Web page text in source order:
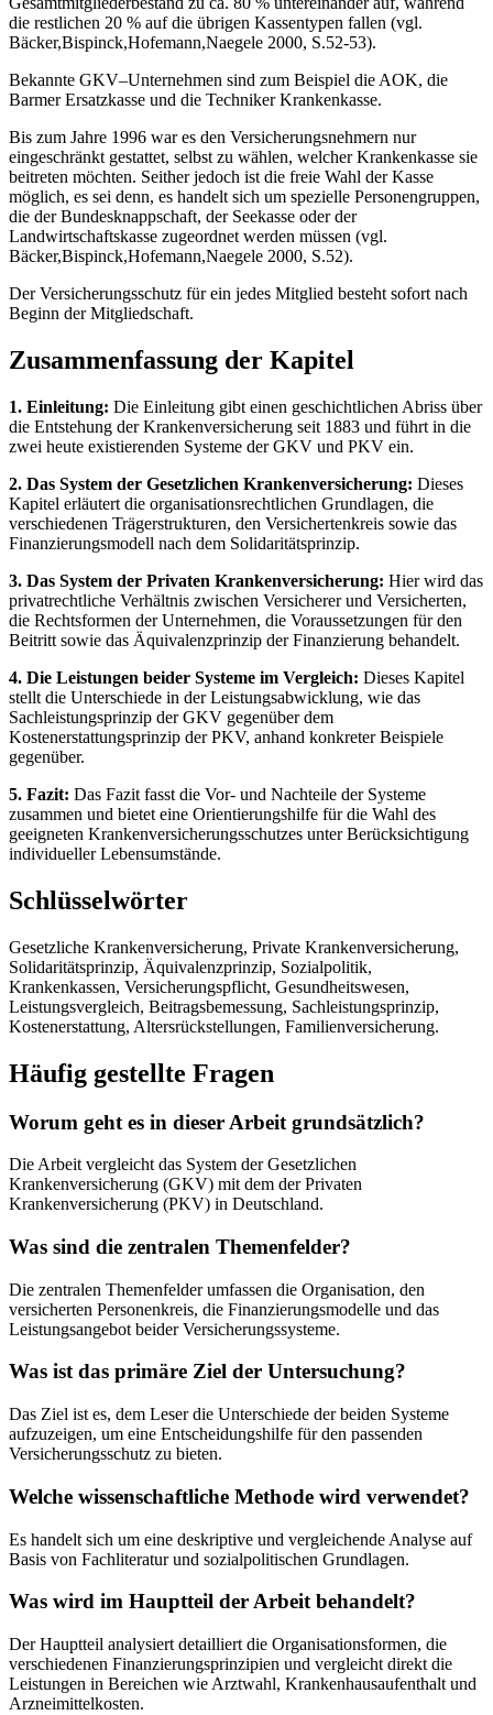
die restlichen 20 % auf die übrigen Kassentypen fallen (vgl.
Bäcker,Bispinck,Hofemann,Naegele 2000, S.52-53).
Bekannte GKV–Unternehmen sind zum Beispiel die AOK, die
Barmer Ersatzkasse und die Techniker Krankenkasse.
Bis zum Jahre 1996 war es den Versicherungsnehmern nur
eingeschränkt gestattet, selbst zu wählen, welcher Krankenkasse sie
beitreten möchten. Seither jedoch ist die freie Wahl der Kasse
möglich, es sei denn, es handelt sich um spezielle Personengruppen,
die der Bundesknappschaft, der Seekasse oder der
Landwirtschaftskasse zugeordnet werden müssen (vgl.
Bäcker,Bispinck,Hofemann,Naegele 2000, S.52).
Der Versicherungsschutz für ein jedes Mitglied besteht sofort nach
Beginn der Mitgliedschaft.
Zusammenfassung der Kapitel
1. Einleitung: Die Einleitung gibt einen geschichtlichen Abriss über
die Entstehung der Krankenversicherung seit 1883 und führt in die
zwei heute existierenden Systeme der GKV und PKV ein.
2. Das System der Gesetzlichen Krankenversicherung: Dieses
Kapitel erläutert die organisationsrechtlichen Grundlagen, die
verschiedenen Trägerstrukturen, den Versichertenkreis sowie das
Finanzierungsmodell nach dem Solidaritätsprinzip.
3. Das System der Privaten Krankenversicherung: Hier wird das
privatrechtliche Verhältnis zwischen Versicherer und Versicherten,
die Rechtsformen der Unternehmen, die Voraussetzungen für den
Beitritt sowie das Äquivalenzprinzip der Finanzierung behandelt.
4. Die Leistungen beider Systeme im Vergleich: Dieses Kapitel
stellt die Unterschiede in der Leistungsabwicklung, wie das
Sachleistungsprinzip der GKV gegenüber dem
Kostenerstattungsprinzip der PKV, anhand konkreter Beispiele
gegenüber.
5. Fazit: Das Fazit fasst die Vor- und Nachteile der Systeme
zusammen und bietet eine Orientierungshilfe für die Wahl des
geeigneten Krankenversicherungsschutzes unter Berücksichtigung
individueller Lebensumstände.
Schlüsselwörter
Gesetzliche Krankenversicherung, Private Krankenversicherung,
Solidaritätsprinzip, Äquivalenzprinzip, Sozialpolitik,
Krankenkassen, Versicherungspflicht, Gesundheitswesen,
Leistungsvergleich, Beitragsbemessung, Sachleistungsprinzip,
Kostenerstattung, Altersrückstellungen, Familienversicherung.
Häufig gestellte Fragen
Worum geht es in dieser Arbeit grundsätzlich?
Die Arbeit vergleicht das System der Gesetzlichen
Krankenversicherung (GKV) mit dem der Privaten
Krankenversicherung (PKV) in Deutschland.
Was sind die zentralen Themenfelder?
Die zentralen Themenfelder umfassen die Organisation, den
versicherten Personenkreis, die Finanzierungsmodelle und das
Leistungsangebot beider Versicherungssysteme.
Was ist das primäre Ziel der Untersuchung?
Das Ziel ist es, dem Leser die Unterschiede der beiden Systeme
aufzuzeigen, um eine Entscheidungshilfe für den passenden
Versicherungsschutz zu bieten.
Welche wissenschaftliche Methode wird verwendet?
Es handelt sich um eine deskriptive und vergleichende Analyse auf
Basis von Fachliteratur und sozialpolitischen Grundlagen.
Was wird im Hauptteil der Arbeit behandelt?
Der Hauptteil analysiert detailliert die Organisationsformen, die
verschiedenen Finanzierungsprinzipien und vergleicht direkt die
Leistungen in Bereichen wie Arztwahl, Krankenhausaufenthalt und
Arzneimittelkosten.